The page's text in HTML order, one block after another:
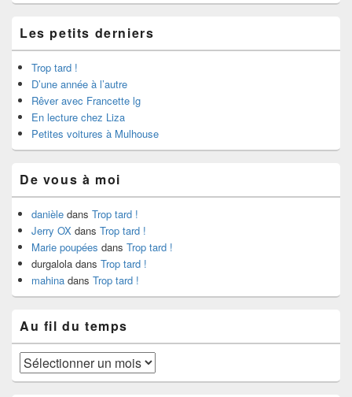
Les petits derniers
Trop tard !
D’une année à l’autre
Rêver avec Francette lg
En lecture chez Liza
Petites voitures à Mulhouse
De vous à moi
danièle dans Trop tard !
Jerry OX dans Trop tard !
Marie poupées dans Trop tard !
durgalola dans Trop tard !
mahina dans Trop tard !
Au fil du temps
Au
fil